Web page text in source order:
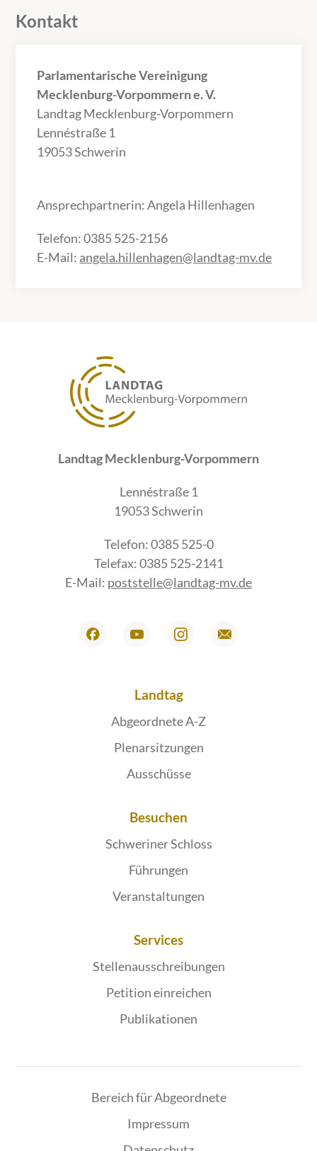
Kontakt
Parlamentarische Vereinigung
Mecklenburg-Vorpommern e. V.
Landtag Mecklenburg-Vorpommern
Lennéstraße 1
19053 Schwerin
Ansprechpartnerin: Angela Hillenhagen
Telefon: 0385 525-2156
E-Mail: angela.hillenhagen@landtag-mv.de
Landtag Mecklenburg-Vorpommern
Lennéstraße 1
19053 Schwerin
Telefon: 0385 525-0
Telefax: 0385 525-2141
E-Mail: poststelle@landtag-mv.de
Landtag
Abgeordnete A-Z
Plenarsitzungen
Ausschüsse
Besuchen
Schweriner Schloss
Führungen
Veranstaltungen
Services
Stellenausschreibungen
Petition einreichen
Publikationen
Bereich für Abgeordnete
Impressum